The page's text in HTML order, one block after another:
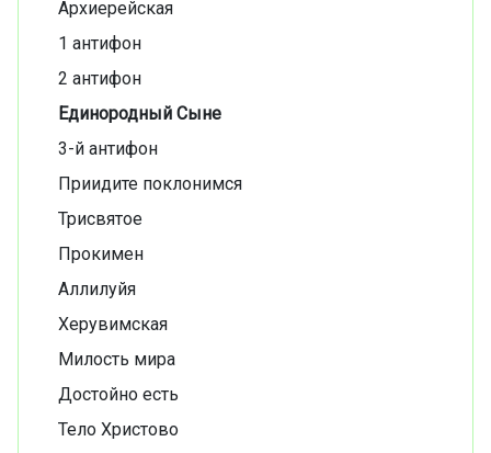
Архиерейская
1 антифон
2 антифон
Единородный Сыне
3-й антифон
Приидите поклонимся
Трисвятое
Прокимен
Аллилуйя
Херувимская
Милость мира
Достойно есть
Тело Христово